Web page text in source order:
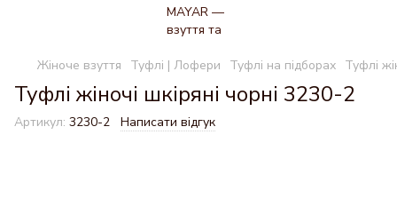
Жіноче взуття Туфлі | Лофери Туфлі на підборах Туфлі
Туфлі жіночі шкіряні чорні 3230-2
Артикул: 3230-2 Написати відгук